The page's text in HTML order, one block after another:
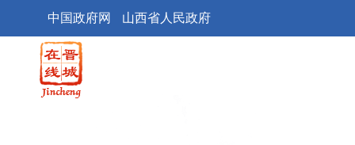
中国政府网 山西省人民政府